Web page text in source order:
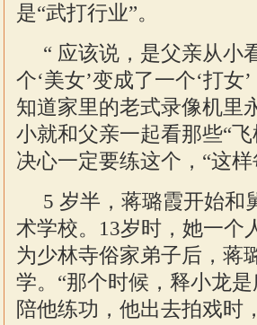
是“武打行业”。
“ 应该说，是父亲从小
个‘美女’变成了一个‘打
知道家里的老式录像机里
小就和父亲一起看那些“
决心一定要练这个，“这
5 岁半，蒋璐霞开始和
术学校。13岁时，她一个
为少林寺俗家弟子后，蒋
学。“那个时候，释小龙
陪他练功，他出去拍戏时